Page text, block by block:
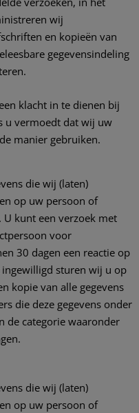
wij
en kopieën van
gegevensindeling
klacht in te dienen bij
u vermoedt dat wij uw
manier gebruiken.
die wij (laten)
op uw persoon of
kunt een verzoek met
voor
30 dagen een reactie op
sturen wij u op
kopie van alle gegevens
die deze gegevens onder
de categorie waaronder
die wij (laten)
op uw persoon of